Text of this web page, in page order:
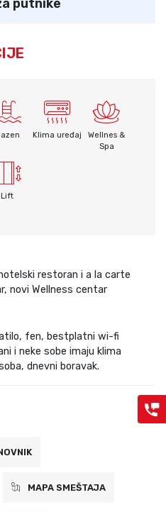
putnike
Klima uređaj
Wellnes &
Spa
Lift
restoran i a la carte
novi Wellness centar
fen, bestplatni wi-fi
i neke sobe imaju klima
dnevni boravak.
MAPA SMEŠTAJA